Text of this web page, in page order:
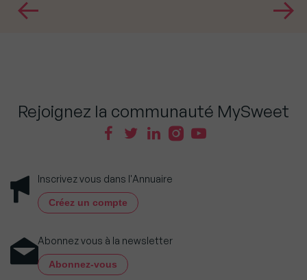
Rejoignez la communauté MySweet
Inscrivez vous dans l'Annuaire
Créez un compte
Abonnez vous à la newsletter
Abonnez-vous